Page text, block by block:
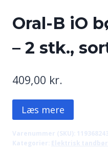
Oral-B iO
– 2 stk.,
409,00 kr.
Læs mere
Varenummer (SKU):
Kategorier: Elektrisk